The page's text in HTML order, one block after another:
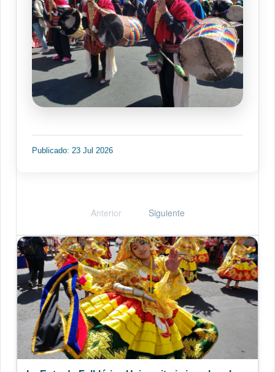
Publicado: 23 Jul 2026
Anterior Siguiente